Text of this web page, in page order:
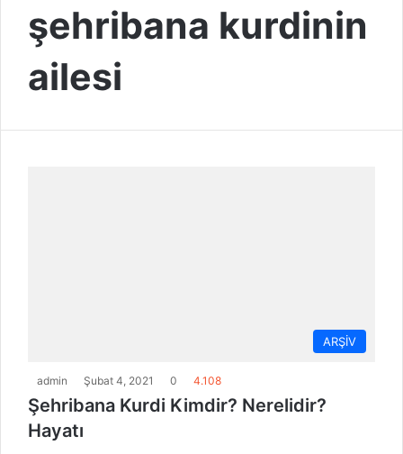
şehribana kurdinin
ailesi
ARŞİV
admin Şubat 4, 2021 0 4.108
Şehribana Kurdi Kimdir? Nerelidir?
Hayatı